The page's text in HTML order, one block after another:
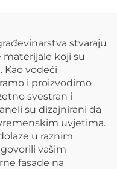
stvaraju
koji su
vodeći
i proizvodimo
svestran i
su dizajnirani da
uvjetima.
u raznim
vašim
fasade na